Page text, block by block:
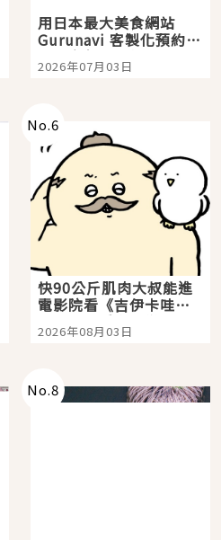
用日本最大美食網站
Gurunavi 客製化預約九
大都市餐廳，打造專屬
美食體驗！
2026年07月03日
No.6
快90公斤肌肉大叔能進
電影院看《吉伊卡哇》
嗎？日本重金屬樂團
「打首」會長與nagano
2026年08月03日
No.8